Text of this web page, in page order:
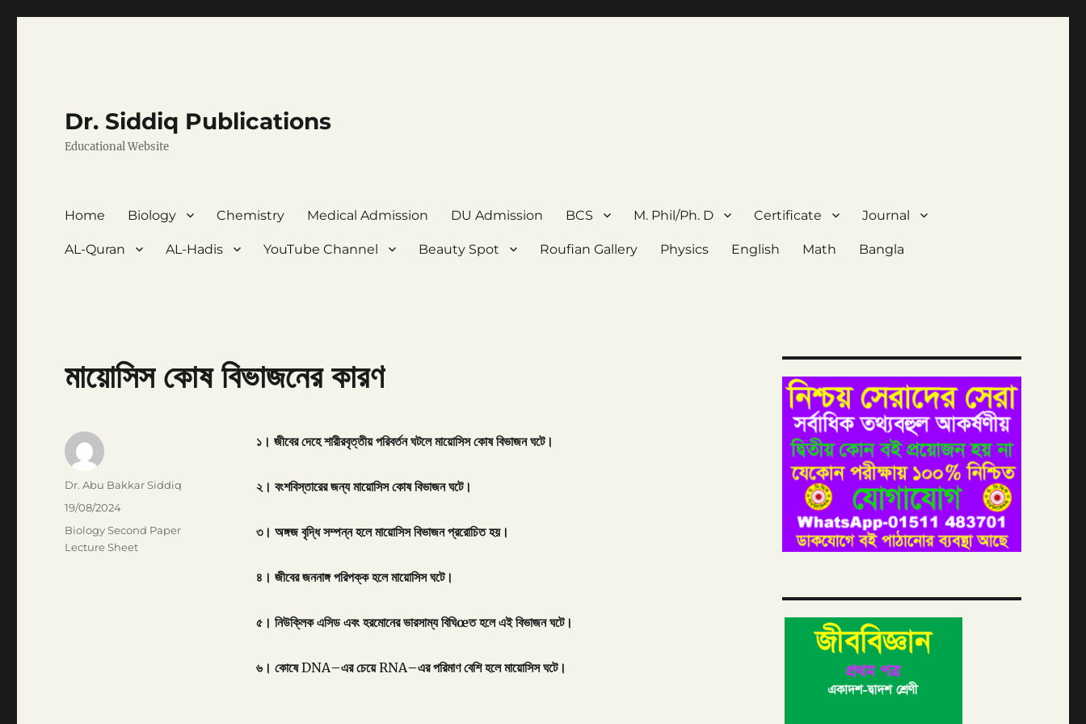
Dr. Siddiq Publications
Educational Website
Home Biology Chemistry Medical Admission DU Admission BCS M. Phil/Ph. D Certificate Journal
AL-Quran AL-Hadis YouTube Channel Beauty Spot Roufian Gallery Physics English Math Bangla
মায়োসিস কোষ বিভাজনের কারণ
১। জীবের দেহে শারীরবৃত্তীয় পরিবর্তন ঘটলে মায়োসিস কোষ বিভাজন ঘটে।
২। বংশবিস্তারের জন্য মায়োসিস কোষ বিভাজন ঘটে।
৩। অঙ্গজ বৃদ্ধি সম্পন্ন হলে মায়োসিস বিভাজন প্ররোচিত হয়।
৪। জীবের জননাঙ্গ পরিপক্ক হলে মায়োসিস ঘটে।
৫। নিউক্লিক এসিড এবং হরমোনের ভারসাম্য বিঘিœত হলে এই বিভাজন ঘটে।
৬। কোষেDNA–এর চেয়েRNA–এর পরিমাণ বেশি হলে মায়োসিস ঘটে।
Author
Dr. Abu Bakkar Siddiq
Posted
on
19/08/2024
Categories
Biology Second Paper
Lecture Sheet